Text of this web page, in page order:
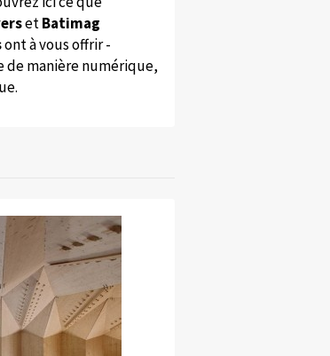
etBatimag
ont à vous offrir -
manière numérique,